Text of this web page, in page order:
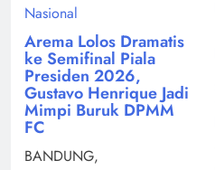
Nasional
Arema Lolos Dramatis
ke Semifinal Piala
Presiden 2026,
Gustavo Henrique Jadi
Mimpi Buruk DPMM
FC
BANDUNG,